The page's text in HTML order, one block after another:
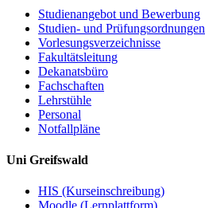
Studienangebot und Bewerbung
Studien- und Prüfungsordnungen
Vorlesungsverzeichnisse
Fakultätsleitung
Dekanatsbüro
Fachschaften
Lehrstühle
Personal
Notfallpläne
Uni Greifswald
HIS (Kurseinschreibung)
Moodle (Lernplattform)